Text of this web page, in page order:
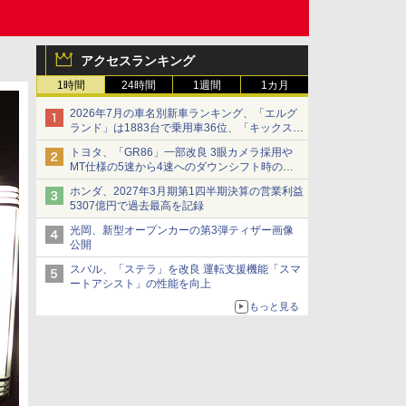
アクセスランキング
1時間 24時間 1週間 1カ月
2026年7月の車名別新車ランキング、「エルグ
ランド」は1883台で乗用車36位、「キックス」
は2591台で27位に
トヨタ、「GR86」一部改良 3眼カメラ採用や
MT仕様の5速から4速へのダウンシフト時の操
作性向上など
ホンダ、2027年3月期第1四半期決算の営業利益
5307億円で過去最高を記録
光岡、新型オープンカーの第3弾ティザー画像
公開
スバル、「ステラ」を改良 運転支援機能「スマ
ートアシスト」の性能を向上
もっと見る